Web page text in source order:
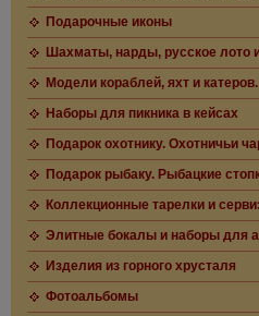
Подарочные иконы
Шахматы, нарды, русское лото
Модели кораблей, яхт и
Наборы для пикника в кейсах
Подарок охотнику. Охотничьи
Подарок рыбаку. Рыбацкие
Коллекционные тарелки и
Элитные бокалы и наборы для
Изделия из горного хрусталя
Фотоальбомы